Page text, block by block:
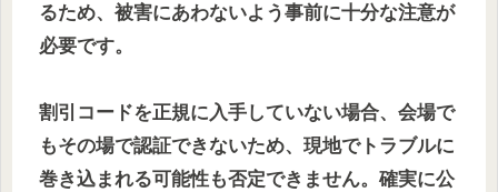
るため、被害にあわないよう事前に十分な注意が
必要です。
割引コードを正規に入手していない場合、会場で
もその場で認証できないため、現地でトラブルに
巻き込まれる可能性も否定できません。確実に公